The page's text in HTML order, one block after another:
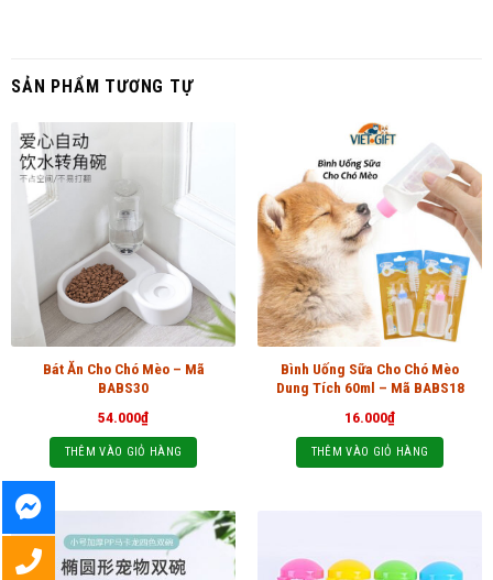
SẢN PHẨM TƯƠNG TỰ
Bát Ăn Cho Chó Mèo – Mã
BABS30
54.000₫
THÊM VÀO GIỎ HÀNG
Bình Uống Sữa Cho Chó Mèo
Dung Tích 60ml – Mã BABS18
16.000₫
THÊM VÀO GIỎ HÀNG